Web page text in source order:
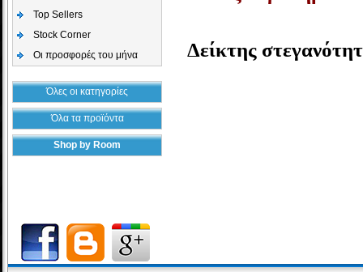
Top Sellers
Stock Corner
Οι προσφορές του μήνα
Όλες οι κατηγορίες
Όλα τα προϊόντα
Shop by Room
Δείκτης